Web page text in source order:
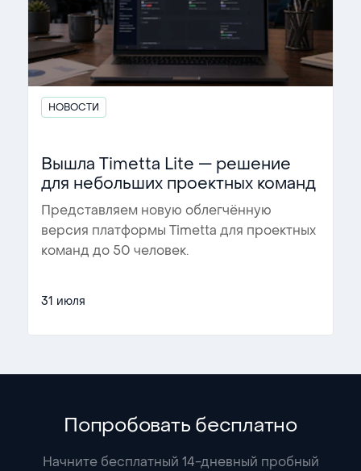
НОВОСТИ
Вышла Timetta Lite — решение
для небольших проектных команд
Представляем новую облегчённую
версия платформы Timetta для проектных
команд до 50 человек.
31 июля
Попробовать бесплатно
Начните бесплатный 14-дневный пробный